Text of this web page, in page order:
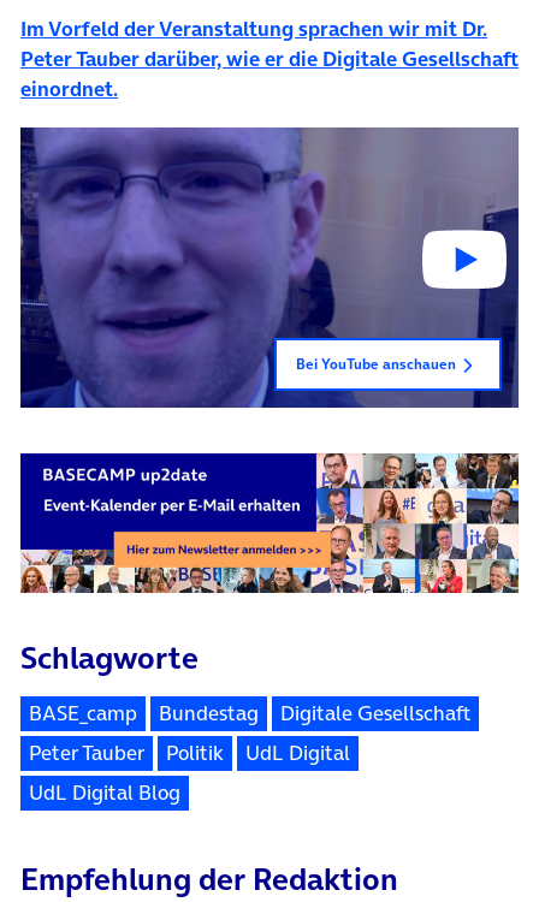
Im Vorfeld der Veranstaltung sprachen wir mit Dr.
Peter Tauber darüber, wie er die Digitale Gesellschaft
einordnet.(öffnet in neuem Tab)
Bei YouTube anschauen
Schlagworte
BASE_camp Bundestag
Digitale Gesellschaft
Peter Tauber
Politik
UdL Digital
UdL Digital Blog
Empfehlung der Redaktion